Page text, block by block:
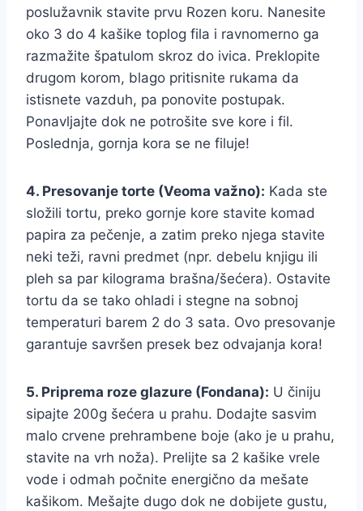
poslužavnik stavite prvu Rozen koru. Nanesite
oko 3 do 4 kašike toplog fila i ravnomerno ga
razmažite špatulom skroz do ivica. Preklopite
drugom korom, blago pritisnite rukama da
istisnete vazduh, pa ponovite postupak.
Ponavljajte dok ne potrošite sve kore i fil.
Poslednja, gornja kora se ne filuje!
4. Presovanje torte (Veoma važno): Kada ste
složili tortu, preko gornje kore stavite komad
papira za pečenje, a zatim preko njega stavite
neki teži, ravni predmet (npr. debelu knjigu ili
pleh sa par kilograma brašna/šećera). Ostavite
tortu da se tako ohladi i stegne na sobnoj
temperaturi barem 2 do 3 sata. Ovo presovanje
garantuje savršen presek bez odvajanja kora!
5. Priprema roze glazure (Fondana): U činiju
sipajte 200g šećera u prahu. Dodajte sasvim
malo crvene prehrambene boje (ako je u prahu,
stavite na vrh noža). Prelijte sa 2 kašike vrele
vode i odmah počnite energično da mešate
kašikom. Mešajte dugo dok ne dobijete gustu,